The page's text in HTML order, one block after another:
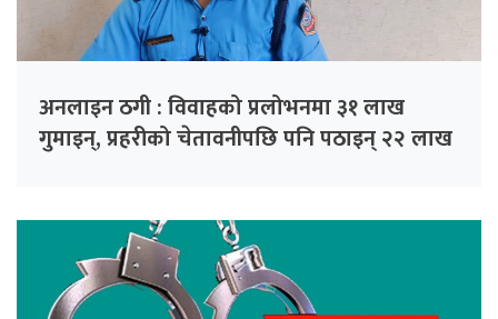
अनलाइन ठगी : विवाहको प्रलोभनमा ३१ लाख
गुमाइन्, प्रहरीको चेतावनीपछि पनि पठाइन् २२ लाख